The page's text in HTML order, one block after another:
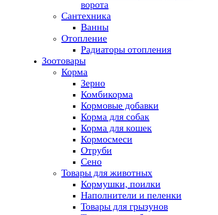
ворота
Сантехника
Ванны
Отопление
Радиаторы отопления
Зоотовары
Корма
Зерно
Комбикорма
Кормовые добавки
Корма для собак
Корма для кошек
Кормосмеси
Отруби
Сено
Товары для животных
Кормушки, поилки
Наполнители и пеленки
Товары для грызунов